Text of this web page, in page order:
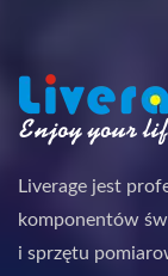
Liverage jest
komponentów
i sprzętu